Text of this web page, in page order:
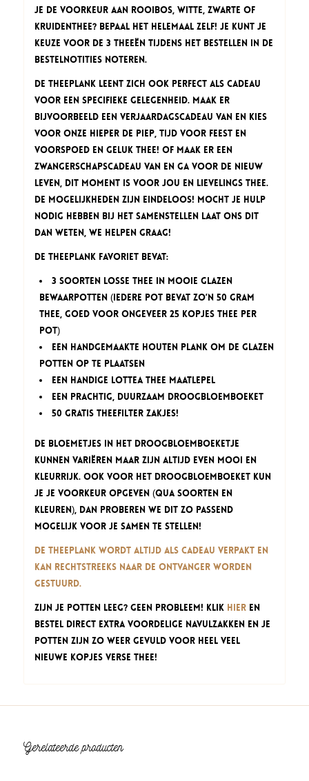
je de voorkeur aan Rooibos, Witte, Zwarte of
Kruidenthee? Bepaal het helemaal zelf! Je kunt je
keuze voor de 3 theeën tijdens het bestellen in de
bestelnotities noteren.
De Theeplank leent zich ook perfect als cadeau
voor een specifieke gelegenheid. Maak er
bijvoorbeeld een verjaardagscadeau van en kies
voor onze Hieper de Piep, Tijd voor Feest en
Voorspoed en Geluk thee! Of maak er een
zwangerschapscadeau van en ga voor de Nieuw
Leven, Dit Moment is voor Jou en Lievelings thee.
De mogelijkheden zijn eindeloos! Mocht je hulp
nodig hebben bij het samenstellen laat ons dit
dan weten, we helpen graag!
De Theeplank Favoriet bevat:
3 soorten losse thee in mooie glazen
bewaarpotten (iedere pot bevat zo’n 50 gram
thee, goed voor ongeveer 25 kopjes thee per
pot)
een handgemaakte houten plank om de glazen
potten op te plaatsen
een handige Lottea thee maatlepel
een prachtig, duurzaam droogbloemboeket
50 gratis theefilter zakjes!
De bloemetjes in het droogbloemboeketje
kunnen variëren maar zijn altijd even mooi en
kleurrijk. Ook voor het droogbloemboeket kun
je je voorkeur opgeven (qua soorten en
kleuren), dan proberen we dit zo passend
mogelijk voor je samen te stellen!
De Theeplank wordt altijd als cadeau verpakt en
kan rechtstreeks naar de ontvanger worden
gestuurd.
Zijn je potten leeg? Geen probleem! Klik hieren
bestel direct extra voordelige navulzakken en je
potten zijn zo weer gevuld voor heel veel
nieuwe kopjes verse thee!
Gerelateerde producten